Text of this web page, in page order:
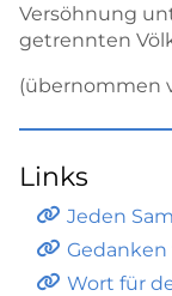
Versöhnung
getrennten
(übernommen
Links
Jeden
Gedanken
Wort für